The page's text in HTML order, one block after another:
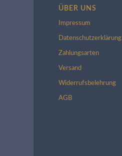
ÜBER UNS
Impressum
Datenschutzerklärung
Zahlungsarten
Versand
Widerrufsbelehrung
AGB